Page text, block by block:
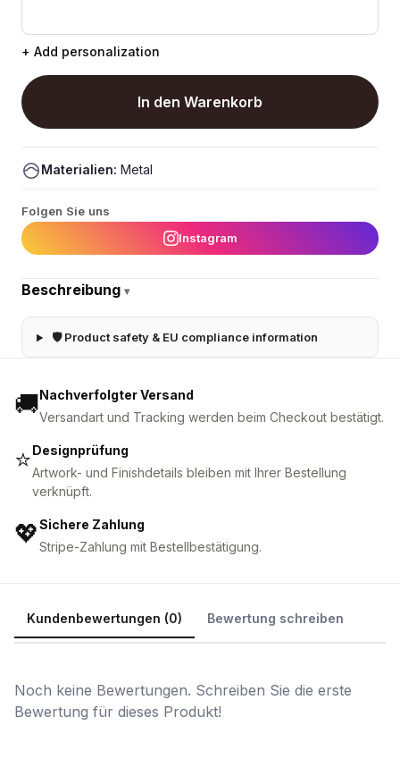
+ Add personalization
In den Warenkorb
Materialien: Metal
Folgen Sie uns
Instagram
Beschreibung ▾
🛡 Product safety & EU compliance information
🚚Nachverfolgter Versand
Versandart und Tracking werden beim Checkout bestätigt.
⭐Designprüfung
Artwork- und Finishdetails bleiben mit Ihrer Bestellung
verknüpft.
💖Sichere Zahlung
Stripe-Zahlung mit Bestellbestätigung.
Kundenbewertungen (0) Bewertung schreiben
Noch keine Bewertungen. Schreiben Sie die erste
Bewertung für dieses Produkt!